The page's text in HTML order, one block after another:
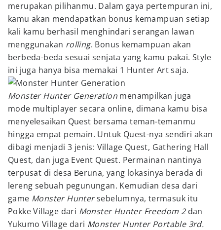
merupakan pilihanmu. Dalam gaya pertempuran ini,
kamu akan mendapatkan bonus kemampuan setiap
kali kamu berhasil menghindari serangan lawan
menggunakan rolling. Bonus kemampuan akan
berbeda-beda sesuai senjata yang kamu pakai. Style
ini juga hanya bisa memakai 1 Hunter Art saja.
Monster Hunter Generation menampilkan juga
mode multiplayer secara online, dimana kamu bisa
menyelesaikan Quest bersama teman-temanmu
hingga empat pemain. Untuk Quest-nya sendiri akan
dibagi menjadi 3 jenis: Village Quest, Gathering Hall
Quest, dan juga Event Quest. Permainan nantinya
terpusat di desa Beruna, yang lokasinya berada di
lereng sebuah pegunungan. Kemudian desa dari
game Monster Huntersebelumnya, termasuk itu
Pokke Village dari Monster Hunter Freedom 2dan
Yukumo Village dari Monster Hunter Portable 3rd.